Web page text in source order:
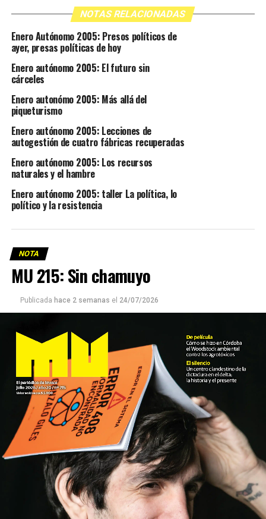
NOTAS RELACIONADAS
Enero Autónomo 2005: Presos políticos de
ayer, presas políticas de hoy
Enero autónomo 2005: El futuro sin
cárceles
Enero autonómo 2005: Más allá del
piqueturismo
Enero autónomo 2005: Lecciones de
autogestión de cuatro fábricas recuperadas
Enero autónomo 2005: Los recursos
naturales y el hambre
Enero autónomo 2005: taller La política, lo
político y la resistencia
NOTA
MU 215: Sin chamuyo
Publicada hace 2 semanas el 24/07/2026